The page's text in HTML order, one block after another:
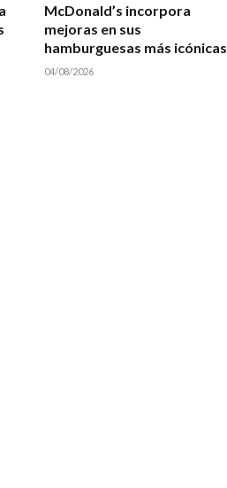
McDonald’s incorpora
mejoras en sus
hamburguesas más icónicas
04/08/2026